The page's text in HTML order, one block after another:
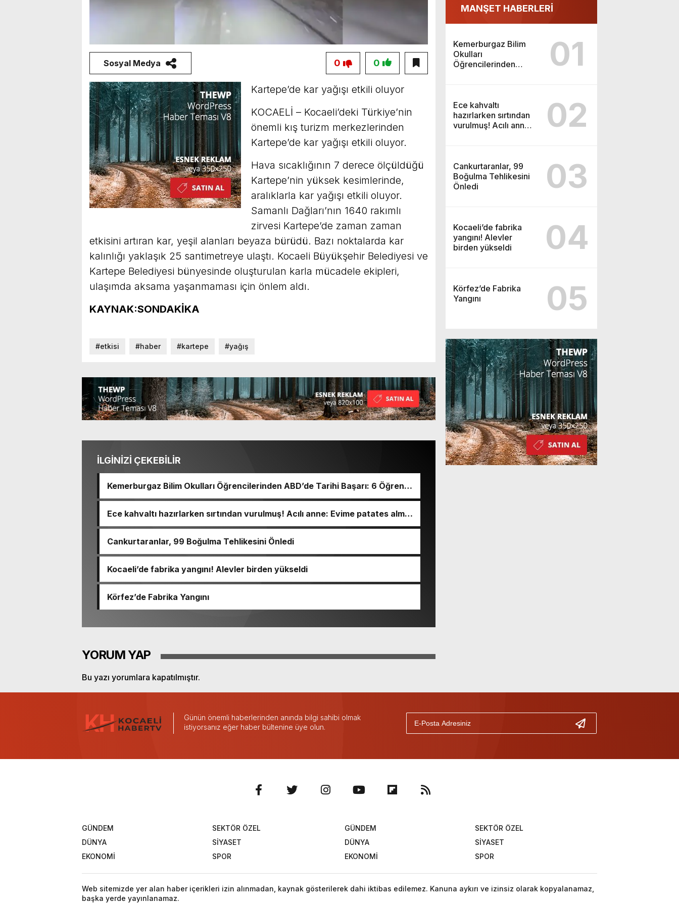
MANŞET HABERLERİ
Kemerburgaz Bilim
Okulları
Öğrencilerinden
01
Ece kahvaltı
hazırlarken sırtından
vurulmuş! Acılı anne:
02
Cankurtaranlar, 99
Boğulma Tehlikesini
Önledi
03
Kocaeli’de fabrika
yangını! Alevler
birden yükseldi
04
Körfez’de Fabrika
Yangını
05
Sosyal Medya 0
0
Kartepe’de kar yağışı etkili oluyor
KOCAELİ – Kocaeli’deki Türkiye’nin
önemli kış turizm merkezlerinden
Kartepe’de kar yağışı etkili oluyor.
Hava sıcaklığının 7 derece ölçüldüğü
Kartepe’nin yüksek kesimlerinde,
aralıklarla kar yağışı etkili oluyor.
Samanlı Dağları’nın 1640 rakımlı
zirvesi Kartepe’de zaman zaman
etkisini artıran kar, yeşil alanları beyaza bürüdü. Bazı noktalarda kar
kalınlığı yaklaşık 25 santimetreye ulaştı. Kocaeli Büyükşehir Belediyesi ve
Kartepe Belediyesi bünyesinde oluşturulan karla mücadele ekipleri,
ulaşımda aksama yaşanmaması için önlem aldı.
KAYNAK:SONDAKİKA
#etkisi #haber #kartepe #yağış
İLGİNİZİ ÇEKEBİLİR
Kemerburgaz Bilim Okulları Öğrencilerinden ABD’de Tarihi Başarı: 6 Öğrenci
14 Madalya Kazandı
Ece kahvaltı hazırlarken sırtından vurulmuş! Acılı anne: Evime patates almak
haram
Cankurtaranlar, 99 Boğulma Tehlikesini Önledi
Kocaeli’de fabrika yangını! Alevler birden yükseldi
Körfez’de Fabrika Yangını
YORUM YAP
Bu yazı yorumlara kapatılmıştır.
Günün önemli haberlerinden anında bilgi sahibi olmak
istiyorsanız eğer haber bültenine üye olun.
GÜNDEM
SEKTÖR ÖZEL
DÜNYA
SİYASET
EKONOMİ
SPOR
GÜNDEM
SEKTÖR ÖZEL
DÜNYA
SİYASET
EKONOMİ
SPOR
Web sitemizde yer alan haber içerikleri izin alınmadan, kaynak gösterilerek dahi iktibas edilemez. Kanuna aykırı ve izinsiz olarak kopyalanamaz,
başka yerde yayınlanamaz.